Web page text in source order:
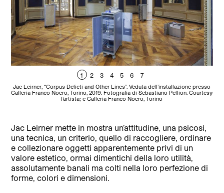
1 2 3 4 5 6 7
Jac Leirner, “Corpus Delicti and Other Lines”. Veduta dell’installazione presso
Galleria Franco Noero, Torino, 2019. Fotografia di Sebastiano Pellion. Courtesy
l’artista; e Galleria Franco Noero, Torino
Jac Leirner mette in mostra un’attitudine, una psicosi,
una tecnica, un criterio, quello di raccogliere, ordinare
e collezionare oggetti apparentemente privi di un
valore estetico, ormai dimentichi della loro utilità,
assolutamente banali ma colti nella loro perfezione di
forme, colori e dimensioni.